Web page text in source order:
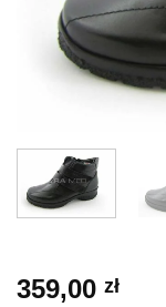
359,00 zł